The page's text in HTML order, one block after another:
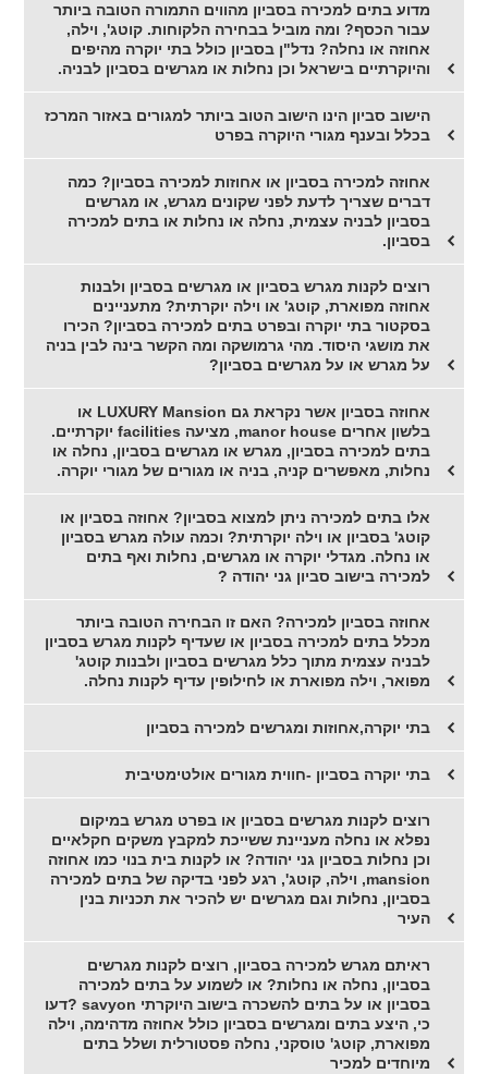
מדוע בתים למכירה בסביון מהווים התמורה הטובה ביותר
עבור הכסף? ומה מוביל בבחירה הלקוחות. קוטג', וילה,
אחוזה או נחלה? נדל"ן בסביון כולל בתי יוקרה מהיפים
והיוקרתיים בישראל וכן נחלות או מגרשים בסביון לבניה.
הישוב סביון הינו הישוב הטוב ביותר למגורים באזור המרכז
בכלל ובענף מגורי היוקרה בפרט
אחוזה למכירה בסביון או אחוזות למכירה בסביון? כמה
דברים שצריך לדעת לפני שקונים מגרש, או מגרשים
בסביון לבניה עצמית, נחלה או נחלות או בתים למכירה
בסביון.
רוצים לקנות מגרש בסביון או מגרשים בסביון ולבנות
אחוזה מפוארת, קוטג' או וילה יוקרתית? מתעניינים
בסקטור בתי יוקרה ובפרט בתים למכירה בסביון? הכירו
את מושגי היסוד. מהי גרמושקה ומה הקשר בינה לבין בניה
על מגרש או על מגרשים בסביון?
אחוזה בסביון אשר נקראת גם LUXURY Mansion או
בלשון אחרים manor house, מציעה facilities יוקרתיים.
בתים למכירה בסביון, מגרש או מגרשים בסביון, נחלה או
נחלות, מאפשרים קניה, בניה או מגורים של מגורי יוקרה.
אלו בתים למכירה ניתן למצוא בסביון? אחוזה בסביון או
קוטג' בסביון או וילה יוקרתית? וכמה עולה מגרש בסביון
או נחלה. מגדלי יוקרה או מגרשים, נחלות ואף בתים
למכירה בישוב סביון גני יהודה ?
אחוזה בסביון למכירה? האם זו הבחירה הטובה ביותר
מכלל בתים למכירה בסביון או שעדיף לקנות מגרש בסביון
לבניה עצמית מתוך כלל מגרשים בסביון ולבנות קוטג'
מפואר, וילה מפוארת או לחילופין עדיף לקנות נחלה.
בתי יוקרה,אחוזות ומגרשים למכירה בסביון
בתי יוקרה בסביון -חווית מגורים אולטימטיבית
רוצים לקנות מגרשים בסביון או בפרט מגרש במיקום
נפלא או נחלה מעניינת ששייכת למקבץ משקים חקלאיים
וכן נחלות בסביון גני יהודה? או לקנות בית בנוי כמו אחוזה
mansion, וילה, קוטג', רגע לפני בדיקה של בתים למכירה
בסביון, נחלות וגם מגרשים יש להכיר את תכניות בנין
העיר
ראיתם מגרש למכירה בסביון, רוצים לקנות מגרשים
בסביון, נחלה או נחלות? או לשמוע על בתים למכירה
בסביון או על בתים להשכרה בישוב היוקרתי savyon ?דעו
כי, היצע בתים ומגרשים בסביון כולל אחוזה מדהימה, וילה
מפוארת, קוטג' טוסקני, נחלה פסטורלית ושלל בתים
מיוחדים למכיר